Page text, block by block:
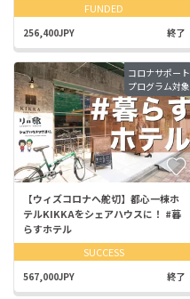
FUNDED
256,400JPY 終了
コロナサポート
プログラム対象
【ウィズコロナへ舵切】都心一棟ホ
テルKIKKAをシェアハウスに！ #暮
らすホテル
SUCCESS
567,000JPY 終了